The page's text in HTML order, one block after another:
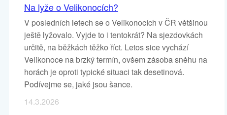
Na lyže o Velikonocích?
V posledních letech se o Velikonocích v ČR většinou
ještě lyžovalo. Vyjde to i tentokrát? Na sjezdovkách
určitě, na běžkách těžko říct. Letos sice vychází
Velikonoce na brzký termín, ovšem zásoba sněhu na
horách je oproti typické situaci tak desetinová.
Podívejme se, jaké jsou šance.
14.3.2026